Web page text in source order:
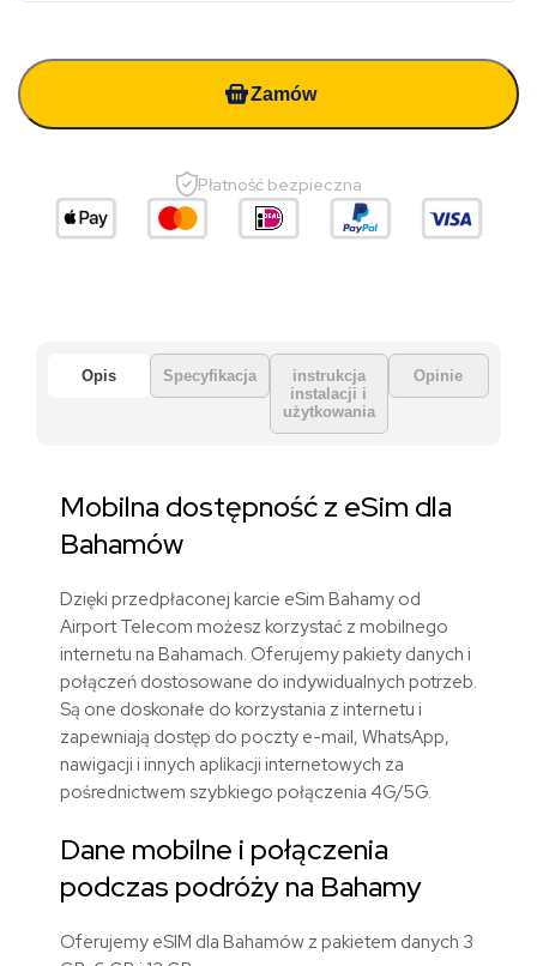
Zamów
Płatność bezpieczna
Opis Specyfikacja
instrukcja
instalacji i
użytkowania
Opinie
Mobilna dostępność z eSim dla
Bahamów
Dzięki przedpłaconej karcie eSim Bahamy od
Airport Telecom możesz korzystać z mobilnego
internetu na Bahamach. Oferujemy pakiety danych i
połączeń dostosowane do indywidualnych potrzeb.
Są one doskonałe do korzystania z internetu i
zapewniają dostęp do poczty e-mail, WhatsApp,
nawigacji i innych aplikacji internetowych za
pośrednictwem szybkiego połączenia 4G/5G.
Dane mobilne i połączenia
podczas podróży na Bahamy
Oferujemy eSIM dla Bahamów z pakietem danych 3